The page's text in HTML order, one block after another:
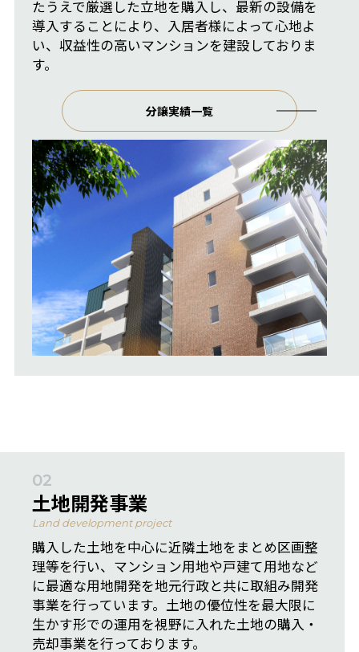
たうえで厳選した立地を購入し、最新の設備を
導入することにより、入居者様によって心地よ
い、収益性の高いマンションを建設しておりま
す。
分譲実績一覧
02
土地開発事業
Land development project
購入した土地を中心に近隣土地をまとめ区画整
理等を行い、マンション用地や戸建て用地など
に最適な用地開発を地元行政と共に取組み開発
事業を行っています。土地の優位性を最大限に
生かす形での運用を視野に入れた土地の購入・
売却事業を行っております。